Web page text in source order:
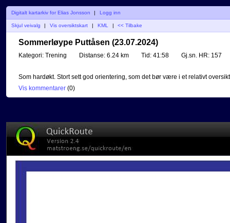
Digitalt kartarkiv for Elias Jonsson | Logg inn
Skjul veivalg Vis oversiktskart KML << Tilbake
Sommerløype Puttåsen (23.07.2024)
Kategori: Trening Distanse: 6.24 km Tid: 41:58 Gj.sn. HR: 157
Som hardøkt. Stort sett god orientering, som det bør være i et relativt
Vis kommentarer (0)